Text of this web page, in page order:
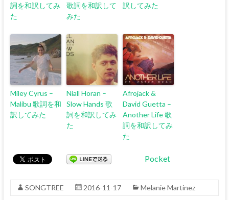
詞を和訳してみ
た
歌詞を和訳して
みた
訳してみた
Miley Cyrus –
Malibu 歌詞を和
訳してみた
Niall Horan –
Slow Hands 歌
詞を和訳してみ
た
Afrojack &
David Guetta –
Another Life 歌
詞を和訳してみ
た
Pocket
SONGTREE 2016-11-17 Melanie Martinez